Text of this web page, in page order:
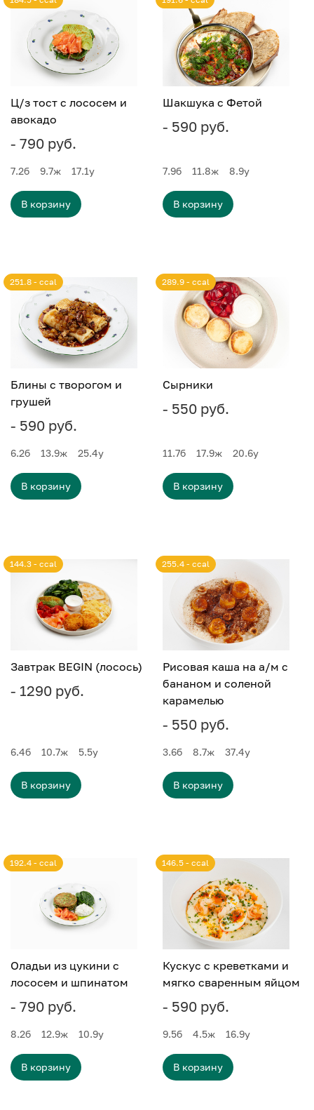
Ц/з тост с лососем и
авокадо
- 790 руб.
7.2б 9.7ж 17.1у
В корзину
Шакшука с Фетой
- 590 руб.
7.9б 11.8ж 8.9у
В корзину
Блины с творогом и
грушей
- 590 руб.
251.8 - ccal
6.2б 13.9ж 25.4у
В корзину
Сырники
- 550 руб.
289.9 - ccal
11.7б 17.9ж 20.6у
В корзину
Завтрак BEGIN (лосось)
- 1290 руб.
144.3 - ccal
6.4б 10.7ж 5.5у
В корзину
Рисовая каша на а/м с
бананом и соленой
карамелью
- 550 руб.
255.4 - ccal
3.6б 8.7ж 37.4у
В корзину
Оладьи из цукини с
лососем и шпинатом
- 790 руб.
192.4 - ccal
8.2б 12.9ж 10.9у
В корзину
Кускус с креветками и
мягко сваренным яйцом
- 590 руб.
146.5 - ccal
9.5б 4.5ж 16.9у
В корзину